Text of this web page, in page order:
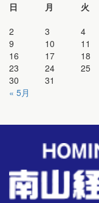
日
月 火
2
3 4
9
10 11
16
17 18
23
24 25
30
31
« 5月